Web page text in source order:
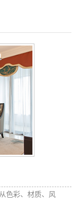
色彩、材质、风